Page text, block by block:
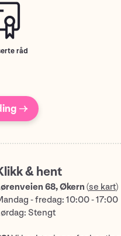
råd
→
& hent
68, Økern (se kart)
- fredag: 10:00 - 17:00
Stengt